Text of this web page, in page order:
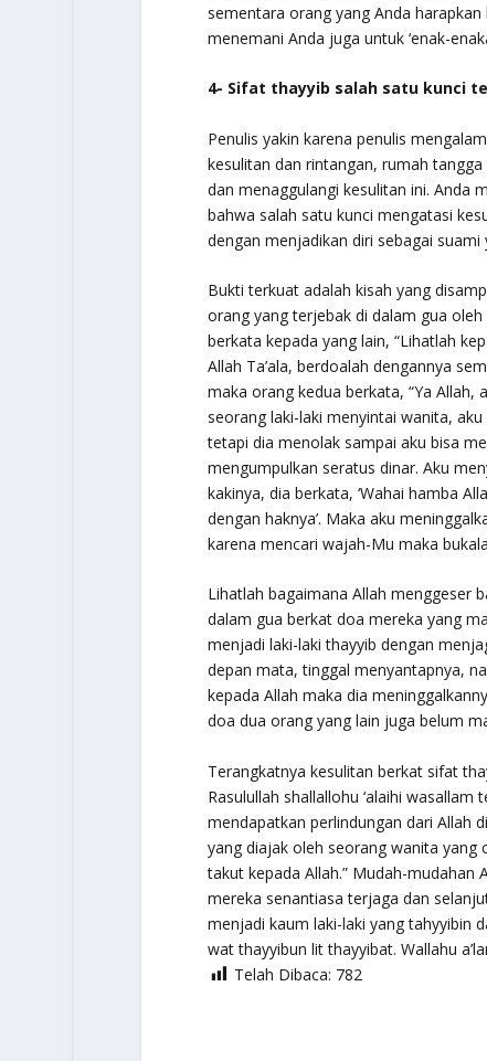
sementara orang yang Anda
menemani Anda juga untuk ‘enak-
4- Sifat thayyib salah satu kunci
Penulis yakin karena penulis
kesulitan dan rintangan, rumah
dan menaggulangi kesulitan ini. Anda
bahwa salah satu kunci mengatasi
dengan menjadikan diri sebagai
Bukti terkuat adalah kisah yang
orang yang terjebak di dalam gua
berkata kepada yang lain, “Lihatlah
Allah Ta’ala, berdoalah dengannya
maka orang kedua berkata, “Ya
seorang laki-laki menyintai wanita,
tetapi dia menolak sampai aku bisa
mengumpulkan seratus dinar. Aku
kakinya, dia berkata, ‘Wahai hamba
dengan haknya’. Maka aku
karena mencari wajah-Mu maka
Lihatlah bagaimana Allah menggeser
dalam gua berkat doa mereka yang
menjadi laki-laki thayyib dengan
depan mata, tinggal menyantapnya,
kepada Allah maka dia
doa dua orang yang lain juga belum
Terangkatnya kesulitan berkat sifat
Rasulullah shallallohu ‘alaihi
mendapatkan perlindungan dari Allah
yang diajak oleh seorang wanita yang
takut kepada Allah.” Mudah-mudahan
mereka senantiasa terjaga dan
menjadi kaum laki-laki yang tahyyibin
wat thayyibun lit thayyibat. Wallahu
Telah Dibaca: 782